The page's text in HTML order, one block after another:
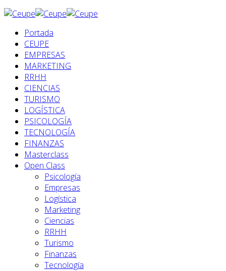
Portada
CEUPE
EMPRESAS
MARKETING
RRHH
CIENCIAS
TURISMO
LOGÍSTICA
PSICOLOGÍA
TECNOLOGÍA
FINANZAS
Masterclass
Open Class
Psicología
Empresas
Logística
Marketing
Ciencias
RRHH
Turismo
Finanzas
Tecnología